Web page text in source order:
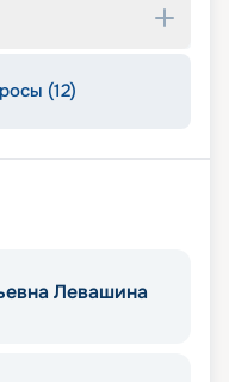
(12)
Левашина